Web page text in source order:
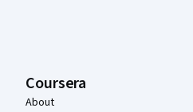
Coursera
About